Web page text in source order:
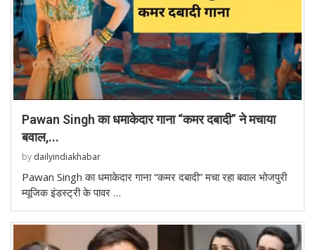
Pawan Singh का धमाकेदार गाना “कमर दबादी” ने मचाया
बवाल,...
by dailyindiakhabar
Pawan Singh का धमाकेदार गाना “कमर दबादी” मचा रहा बवाल भोजपुरी
म्यूजिक इंडस्ट्री के पावर …